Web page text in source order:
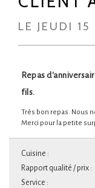
LE JEUDI
Repas
fils.
Très bon repas. Nous
Merci pour la petite
Cuisine :
Rapport qualité / prix :
Service :